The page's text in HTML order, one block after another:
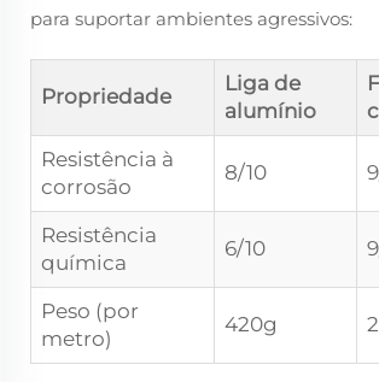
para suportar ambientes agressivos:
Propriedade
Liga de
alumínio
Resistência à
corrosão
8/10
Resistência
química
6/10
Peso (por
metro)
420g